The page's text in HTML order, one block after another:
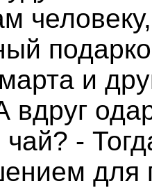
и
вдруг
-
для